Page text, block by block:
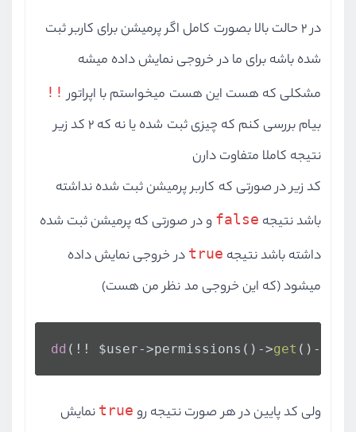
در 2 حالت بالا بصورت کامل اگر پرمیشن برای کاربر ثبت
شده باشه برای ما در خروجی نمایش داده میشه
مشکلی که هست این هست میخواستم با اپراتور !!
بیام بررسی کنم که چیزی ثبت شده یا نه که 2 کد زیر
نتیجه کاملا متفاوت دارن
کد زیر در صورتی که کاربر پرمیشن ثبت شده نداشته
باشد نتیجه false و در صورتی که پرمیشن ثبت شده
داشته باشد نتیجه true در خروجی نمایش داده
میشود (که این خروجی مد نظر من هست)
dd (!! $user->permissions()->get ()->
ولی کد پایین در هر صورت نتیجه رو true نمایش